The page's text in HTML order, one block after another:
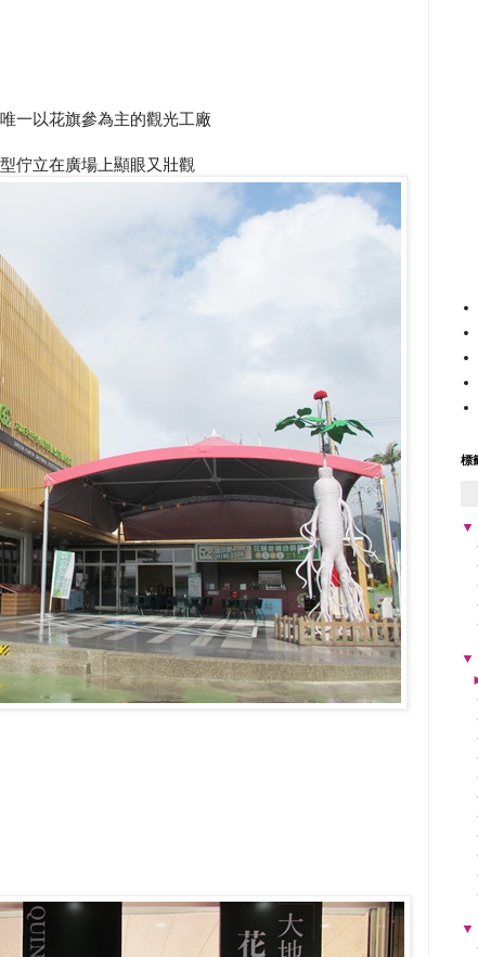
一以花旗參為主的觀光工廠
佇立在廣場上顯眼又壯觀
標
▼
▼
▼